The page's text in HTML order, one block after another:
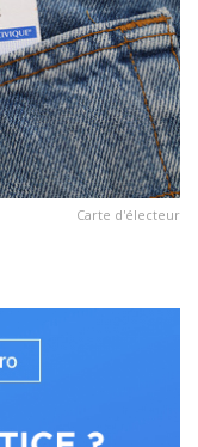
Carte d'électeur